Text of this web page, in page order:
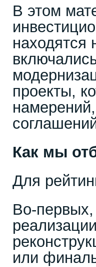
В этом
находятся
проекты,
Как мы
Для
Во-первых,
или